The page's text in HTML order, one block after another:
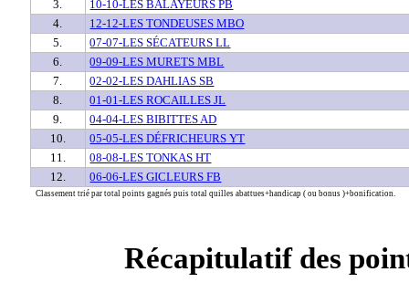
3.
10-10-LES BALAYEURS PB
4.
12-12-LES TONDEUSES MBO
5.
07-07-LES SÉCATEURS LL
6.
09-09-LES MURETS MBL
7.
02-02-LES DAHLIAS SB
8.
01-01-LES ROCAILLES JL
9.
04-04-LES BIBITTES AD
10.
05-05-LES DÉFRICHEURS YT
11.
08-08-LES TONKAS HT
12.
06-06-LES GICLEURS FB
Classement trié par total points gagnés puis total quilles abattues+handicap ( ou bonus )+bonification.
Récapitulatif des